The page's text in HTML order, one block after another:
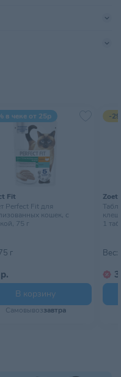
в чеке от 25р
Fit
Perfect Fit для
кошек, с
75 г
г
В корзину
Самовывоззавтра
-
1
Вес: